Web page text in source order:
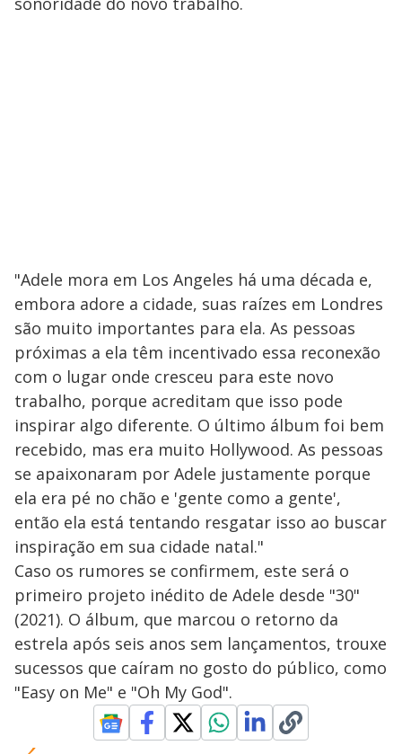
"Adele mora em Los Angeles há uma década e,
embora adore a cidade, suas raízes em Londres
são muito importantes para ela. As pessoas
próximas a ela têm incentivado essa reconexão
com o lugar onde cresceu para este novo
trabalho, porque acreditam que isso pode
inspirar algo diferente. O último álbum foi bem
recebido, mas era muito Hollywood. As pessoas
se apaixonaram por Adele justamente porque
ela era pé no chão e 'gente como a gente',
então ela está tentando resgatar isso ao buscar
inspiração em sua cidade natal."
Caso os rumores se confirmem, este será o
primeiro projeto inédito de Adele desde "30"
(2021). O álbum, que marcou o retorno da
estrela após seis anos sem lançamentos, trouxe
sucessos que caíram no gosto do público, como
"Easy on Me" e "Oh My God".